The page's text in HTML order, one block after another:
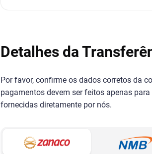
Detalhes da
Por favor, confirme os dados corretos da
pagamentos devem ser feitos apenas
fornecidas diretamente por nós.